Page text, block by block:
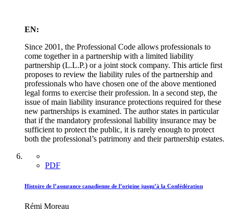
EN:
Since 2001, the Professional Code allows professionals to
come together in a partnership with a limited liability
partnership (L.L.P.) or a joint stock company. This article first
proposes to review the liability rules of the partnership and
professionals who have chosen one of the above mentioned
legal forms to exercise their profession. ln a second step, the
issue of main liability insurance protections required for these
new partnerships is examined. The author states in particular
that if the mandatory professional liability insurance may be
sufficient to protect the public, it is rarely enough to protect
both the professional’s patrimony and their partnership estates.
PDF
Histoire de l’assurance canadienne de l’origine jusqu’à la Confédération
Rémi Moreau